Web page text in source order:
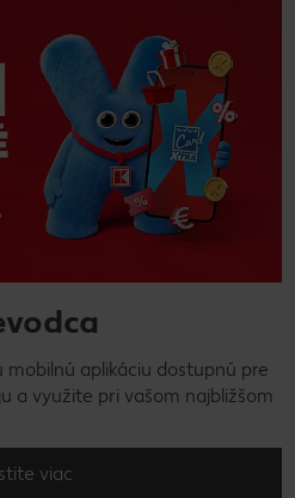
aplikáciu dostupnú pre
a využite pri vašom najbližšom
viac